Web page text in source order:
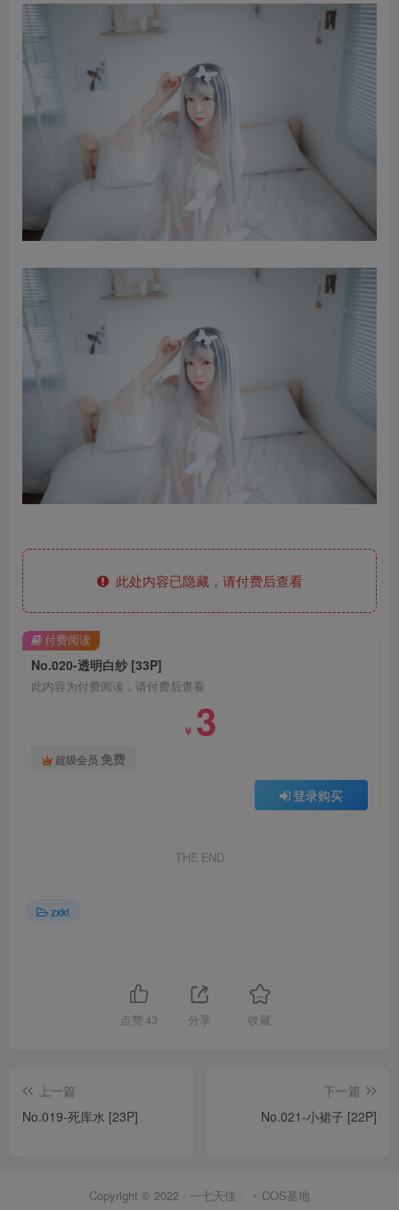
此处内容已隐藏，请付费后查看
No.020-透明白纱 [33P]
此内容为付费阅读，请付费后查看
￥ 3
超级会员 免费
登录购买
付费阅读
THE END
zxkt
点赞 43 分享 收藏
上一篇
No.019-死库水 [23P]
下一篇
No.021-小裙子 [22P]
Copyright © 2022 · 一七天佳 · COS基地